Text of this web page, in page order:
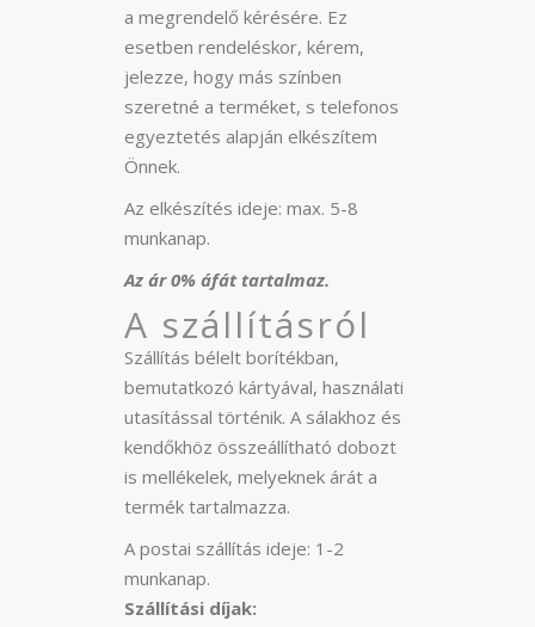
a megrendelő kérésére. Ez
esetben rendeléskor, kérem,
jelezze, hogy más színben
szeretné a terméket, s telefonos
egyeztetés alapján elkészítem
Önnek.
Az elkészítés ideje: max. 5-8
munkanap.
Az ár 0% áfát tartalmaz.
A szállításról
Szállítás bélelt borítékban,
bemutatkozó kártyával, használati
utasítással történik. A sálakhoz és
kendőkhöz összeállítható dobozt
is mellékelek, melyeknek árát a
termék tartalmazza.
A postai szállítás ideje: 1-2
munkanap.
Szállítási díjak: